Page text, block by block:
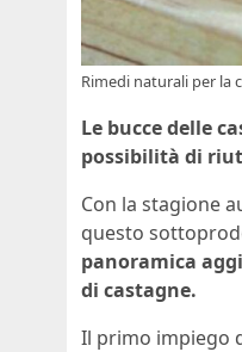
Rimedi naturali per la
Le bucce delle
possibilità di
Con la stagione
questo
panoramica
di castagne.
Il primo impiego